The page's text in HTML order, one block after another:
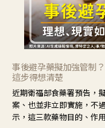
事後避孕藥擬加強管制
這步得想清楚
近期衛福部食藥署預告，
案、也並非立即實施，不
示，這三款藥物目的、作